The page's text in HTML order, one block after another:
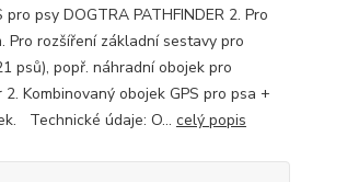
psy DOGTRA PATHFINDER 2. Pro
Pro rozšíření základní sestavy pro
psů), popř. náhradní obojek pro
Kombinovaný obojek GPS pro psa +
Technické údaje: O... celý popis